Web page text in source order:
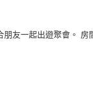
友一起出遊聚會。 房